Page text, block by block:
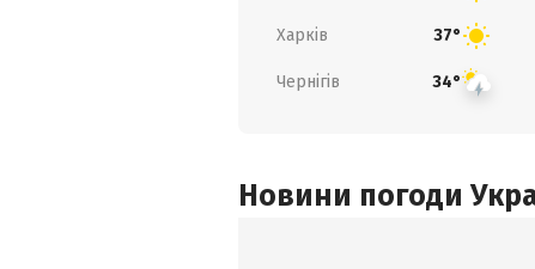
Харків 37°
Чернігів 34°
Новини погоди